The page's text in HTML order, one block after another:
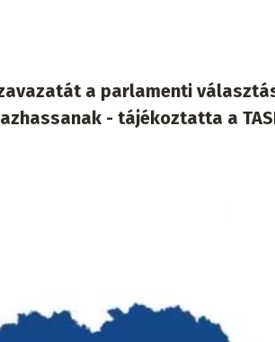
a parlamenti
- tájékoztatta a